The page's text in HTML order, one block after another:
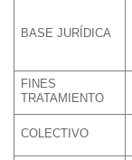
BASE JURÍDICA
FINES
TRATAMIENTO
COLECTIVO